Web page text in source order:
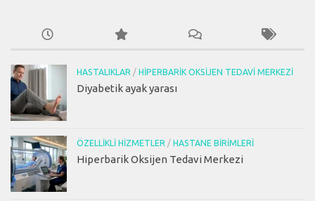
HASTALIKLAR / HIPERBARIK OKSIJEN TEDAVI MERKEZI
Diyabetik ayak yarası
ÖZELLIKLI HIZMETLER / HASTANE BIRIMLERI
Hiperbarik Oksijen Tedavi Merkezi